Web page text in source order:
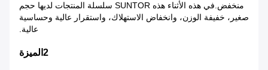
منخفض.في هذه الأثناء هذه SUNTOR سلسلة المنتجات لديها حجم
صغير، خفيفة الوزن، وانخفاض الاستهلاك، واستقرار عالية وحساسية
عالية.
2الميزة